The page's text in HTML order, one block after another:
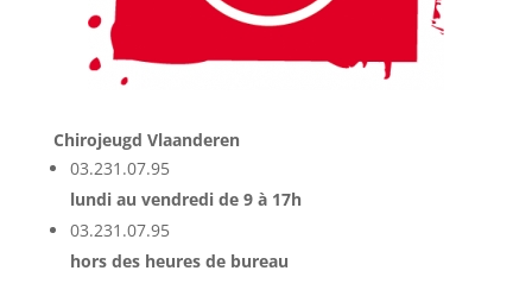
Chirojeugd Vlaanderen
03.231.07.95
lundi au vendredi de 9 à 17h
03.231.07.95
hors des heures de bureau